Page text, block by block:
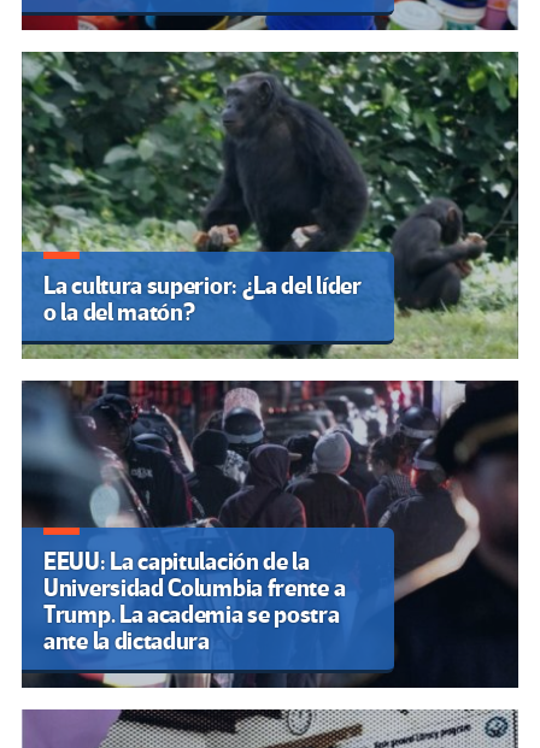
La cultura superior: ¿La del líder
o la del matón?
EEUU: La capitulación de la
Universidad Columbia frente a
Trump. La academia se postra
ante la dictadura